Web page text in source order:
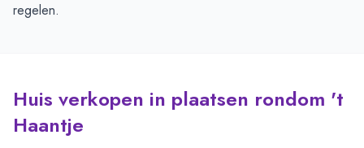
regelen.
Huis verkopen in plaatsen rondom 't
Haantje